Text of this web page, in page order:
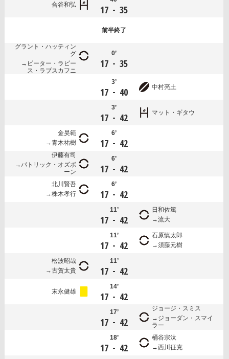
合谷和弘 17 - 35
前半終了
グラント・ハッティン
グ
ピーター・ラピー
ス・ラブスカフニ
0’
17 - 35
3’
17 - 40 中村亮土
3’
17 - 42 マット・ギタウ
金昊範
青木祐樹
6’
17 - 42
伊藤有司
パトリック・オズボ
ーン
6’
17 - 42
北川賢吾
株木孝行
6’
17 - 42
11’
17 - 42
日和佐篤
流大
11’
17 - 42
石原慎太郎
須藤元樹
松波昭哉
古賀太貴
11’
17 - 42
末永健雄
14’
17 - 42
17’
17 - 42
ジョージ・スミス
ジョーダン・スマイ
ラー
18’
17 - 42
桶谷宗汰
西川征克